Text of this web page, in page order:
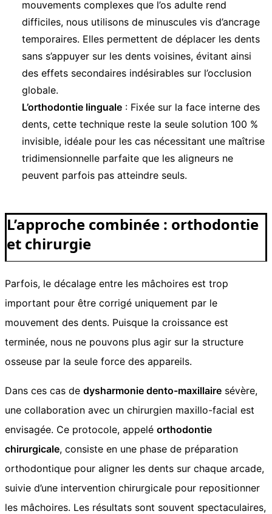
mouvements complexes que l’os adulte rend
difficiles, nous utilisons de minuscules vis d’ancrage
temporaires. Elles permettent de déplacer les dents
sans s’appuyer sur les dents voisines, évitant ainsi
des effets secondaires indésirables sur l’occlusion
globale.
L’orthodontie linguale : Fixée sur la face interne des
dents, cette technique reste la seule solution 100 %
invisible, idéale pour les cas nécessitant une maîtrise
tridimensionnelle parfaite que les aligneurs ne
peuvent parfois pas atteindre seuls.
L’approche combinée : orthodontie
et chirurgie
Parfois, le décalage entre les mâchoires est trop
important pour être corrigé uniquement par le
mouvement des dents. Puisque la croissance est
terminée, nous ne pouvons plus agir sur la structure
osseuse par la seule force des appareils.
Dans ces cas de dysharmonie dento-maxillaire sévère,
une collaboration avec un chirurgien maxillo-facial est
envisagée. Ce protocole, appelé orthodontie
chirurgicale, consiste en une phase de préparation
orthodontique pour aligner les dents sur chaque arcade,
suivie d’une intervention chirurgicale pour repositionner
les mâchoires. Les résultats sont souvent spectaculaires,